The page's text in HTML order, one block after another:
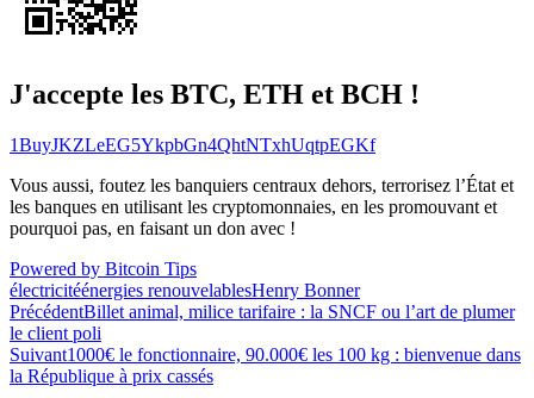
J'accepte les BTC, ETH et BCH !
1BuyJKZLeEG5YkpbGn4QhtNTxhUqtpEGKf
Vous aussi, foutez les banquiers centraux dehors, terrorisez l’État et
les banques en utilisant les cryptomonnaies, en les promouvant et
pourquoi pas, en faisant un don avec !
Powered by Bitcoin Tips
électricitéénergies renouvelablesHenry Bonner
Navigation
de
l’article
PrécédentBillet animal, milice tarifaire : la SNCF ou l’art de plumer
le client poli
Suivant1000€ le fonctionnaire, 90.000€ les 100 kg : bienvenue dans
la République à prix cassés